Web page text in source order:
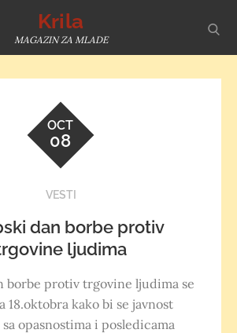
Krila
MAGAZIN ZA MLADE
OCT
08
VESTI
dan borbe protiv
ljudima
borbe protiv trgovine ljudima se
18.oktobra kako bi se javnost
opasnostima i posledicama